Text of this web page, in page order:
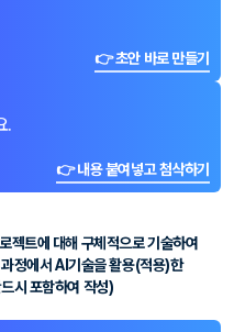
👉 초안 바로 만들기
.
👉 내용 붙여넣고 첨삭하기
젝트에 대해 구체적으로 기술하여
정에서 AI기술을 활용(적용)한
시 포함하여 작성)